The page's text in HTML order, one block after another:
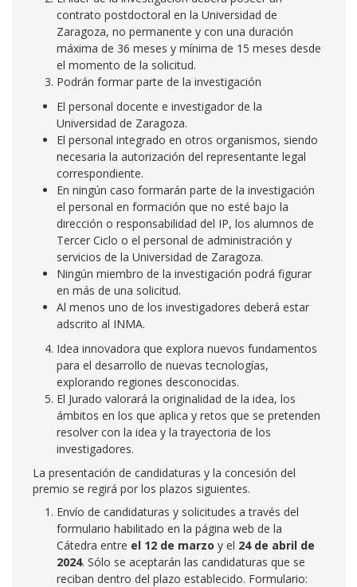
contrato postdoctoral en la Universidad de
Zaragoza, no permanente y con una duración
máxima de 36 meses y mínima de 15 meses desde
el momento de la solicitud.
Podrán formar parte de la investigación
El personal docente e investigador de la
Universidad de Zaragoza.
El personal integrado en otros organismos, siendo
necesaria la autorización del representante legal
correspondiente.
En ningún caso formarán parte de la investigación
el personal en formación que no esté bajo la
dirección o responsabilidad del IP, los alumnos de
Tercer Ciclo o el personal de administración y
servicios de la Universidad de Zaragoza.
Ningún miembro de la investigación podrá figurar
en más de una solicitud.
Al menos uno de los investigadores deberá estar
adscrito al INMA.
Idea innovadora que explora nuevos fundamentos
para el desarrollo de nuevas tecnologías,
explorando regiones desconocidas.
El Jurado valorará la originalidad de la idea, los
ámbitos en los que aplica y retos que se pretenden
resolver con la idea y la trayectoria de los
investigadores.
La presentación de candidaturas y la concesión del
premio se regirá por los plazos siguientes.
Envío de candidaturas y solicitudes a través del
formulario habilitado en la página web de la
Cátedra entre el 12 de marzo y el 24 de abril de
2024. Sólo se aceptarán las candidaturas que se
reciban dentro del plazo establecido. Formulario: